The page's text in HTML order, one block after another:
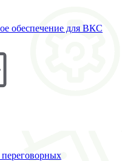
обеспечение для ВКС